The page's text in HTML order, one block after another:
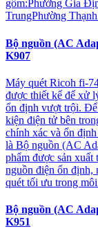
gồm:Phường Gia
TrungPhường
Bộ nguồn (AC
K907
Máy quét Ricoh fi-
được thiết kế để xử
ổn định vượt trội. Để
kiện điện tử bên
chính xác và ổn
là Bộ nguồn (AC
phẩm được sản xuất
nguồn điện ổn định,
quét tối ưu trong
Bộ nguồn (AC
K951